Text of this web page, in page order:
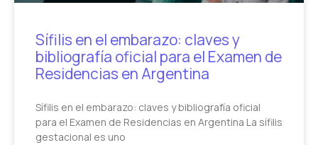
Sífilis en el embarazo: claves y
bibliografía oficial para el Examen de
Residencias en Argentina
Sífilis en el embarazo: claves y bibliografía oficial
para el Examen de Residencias en Argentina La sífilis
gestacional es uno